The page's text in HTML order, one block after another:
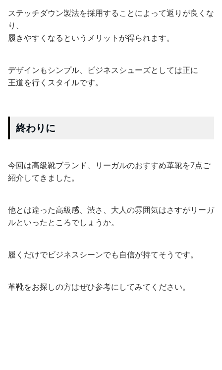
ステッチダウン製法を採用することによって返りが良くな
り、
履きやすくなるというメリットが得られます。
デザインもシンプル、ビジネスシューズとしては正に
王道を行くスタイルです。
終わりに
今回は高級靴ブランド、リーガルのおすすめ革靴を7点ご
紹介してきました。
他とは違った高級感、渋さ、大人の雰囲気はさすがリーガ
ルといったところでしょうか。
履くだけでビジネスシーンでも自信が持てそうです。
革靴をお探しの方はぜひ参考にしてみてください。